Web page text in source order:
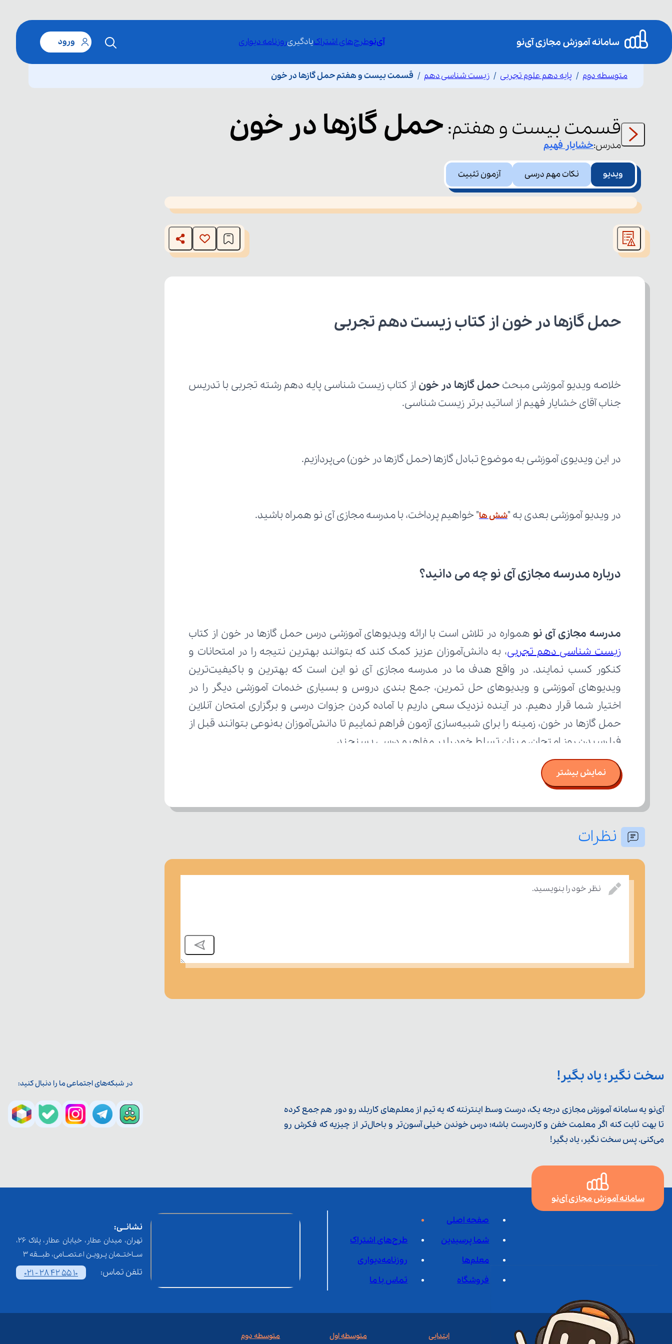
آی‌نوطرح‌های اشتراکیادگیریروزنامه دیواری ورود
متوسطه دوم پایه دهم علوم تجربی زیست شناسی دهم قسمت بیست و هفتم حمل گازها در خون
قسمت بیست و هفتم:حمل گازها در خون مدرس:خشایار فهیم
ویدیو نکات مهم درسی آزمون تثبیت
This
is
window.
حمل گازها در خون از کتاب زیست دهم تجربی
خلاصه ویدیو آموزشی مبحث حمل گازها در خون
جناب آقای خشایار فهیم از اساتید برتر زیست شناسی.
در این ویدیوی آموزشی به موضوع تبادل گازها (حمل گازها در خون) می‌پردازیم.
در ویدیو آموزشی بعدی به "شش ها" خواهیم پرداخت، با مدرسه مجازی آی نو همراه باشید.
درباره مدرسه مجازی آی نو چه می‌ دانید؟
مدرسه مجازی آی نو همواره در تلاش است با ارائه ویدیوهای آموزشی درس حمل گازها در خون از کتاب
زیست شناسی دهم تجربی
فرا رسیدن روز امتحان، میزان تسلط خود را بر مفاهیم درسی بسنجند.
نمایش بیشتر
نظرات
نظر خود را بنویسید.
سخت نگیر؛ یاد بگیر!
آی‌نو یه سامانه آموزش مجازی درجه یک، درست وسط اینترنته که یه تیم از معلم‌‌های کاربلد رو دور هم جمع کرده
تا بهت ثابت کنه اگر معلمت خفن و کاردرست باشه؛ درس خوندن خیلی آسون‌تر و باحال‌تر از چیزیه که فکرش رو
می‌کنی. پس سخت نگیر، یاد بگیر!
در شبکه‌های اجتماعی ما را دنبال کنید:
سامانه آموزش مجازی آی‌نو
صفحه اصلی
شما پرسیدین
طرح‌های اشتراک
معلم‌ها
روزنامه‌دیواری
فروشگاه
تماس با ما
نشانــی:
تهران، میدان عطار، خیابان عطار، پلاک 26،
ســاختــمان پـرویـن اعـتصــامی، طبـــقه 3
تلفن تماس: 021 - 28 42 55 10
ابتدایی متوسطه اول متوسطه دوم